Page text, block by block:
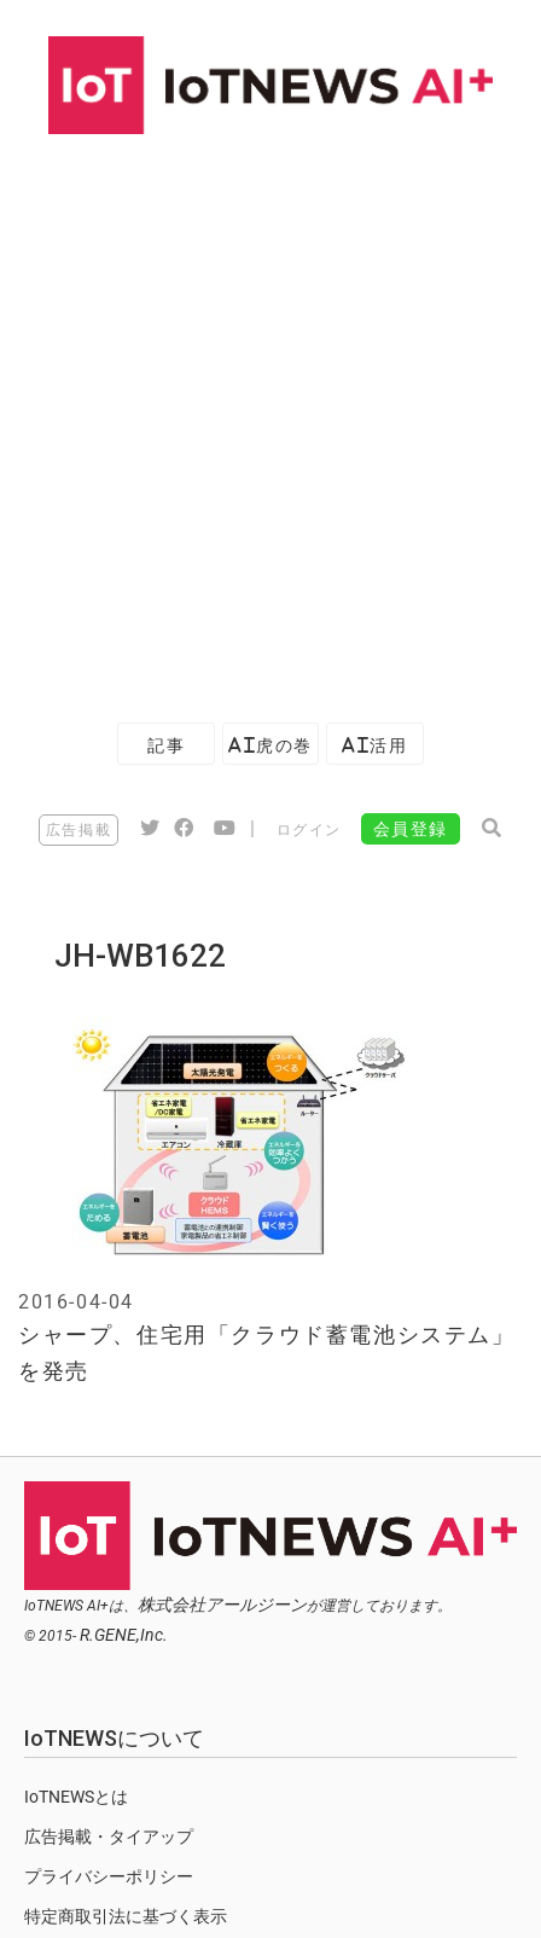
記事 AI虎の巻 AI活用
広告掲載 ログイン 会員登録
JH-WB1622
シャープ、住宅用「クラウド蓄電池システム」
を発売
2016-04-04
IoTNEWS AI+は、 株式会社アールジーンが運営しております。
© 2015- R.GENE,Inc.
IoTNEWSについて
IoTNEWSとは
広告掲載・タイアップ
プライバシーポリシー
特定商取引法に基づく表示